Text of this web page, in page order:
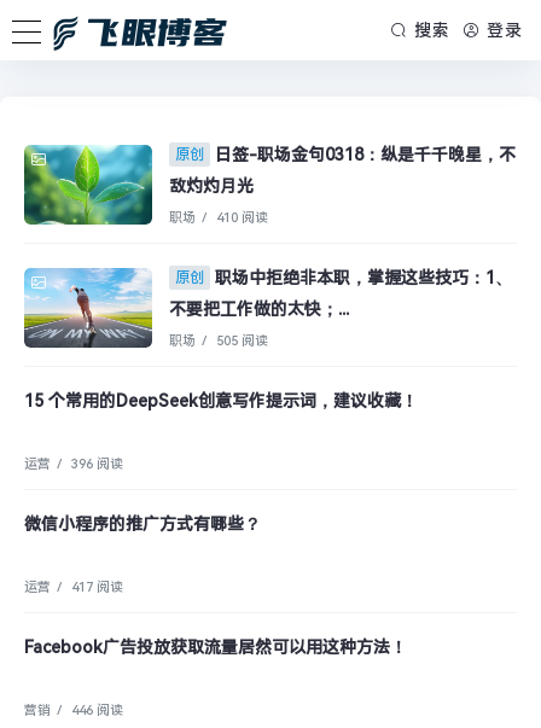
搜索 登录
原创
日签-职场金句0318：纵是千千晚星，不
敌灼灼月光
职场 / 410 阅读
原创
职场中拒绝非本职，掌握这些技巧：1、
不要把工作做的太快；...
职场 / 505 阅读
15 个常用的DeepSeek创意写作提示词，建议收藏！
运营 / 396 阅读
微信小程序的推广方式有哪些？
运营 / 417 阅读
Facebook广告投放获取流量居然可以用这种方法！
营销 / 446 阅读